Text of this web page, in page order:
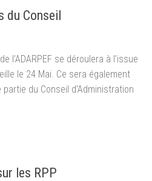
du Conseil
l’ADARPEF se déroulera à l’issue
le 24 Mai. Ce sera également
du Conseil d’Administration
les RPP